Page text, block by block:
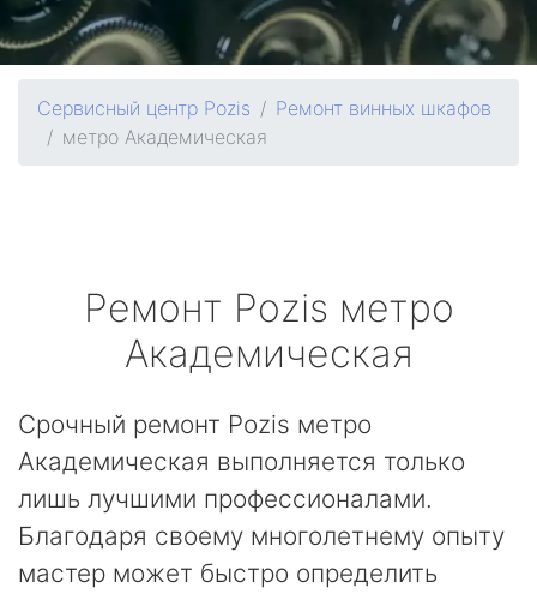
Сервисный центр Pozis
Ремонт винных шкафов
метро Академическая
Ремонт Pozis метро
Академическая
Срочный ремонт Pozis метро
Академическая выполняется только
лишь лучшими профессионалами.
Благодаря своему многолетнему опыту
мастер может быстро определить